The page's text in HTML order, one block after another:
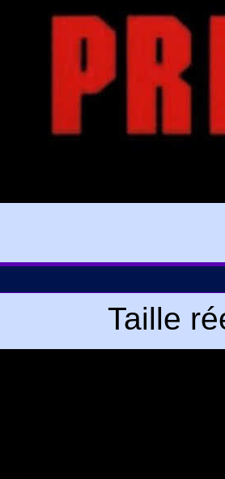
Taille